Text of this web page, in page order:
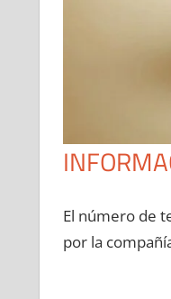
El número dе
pοr la